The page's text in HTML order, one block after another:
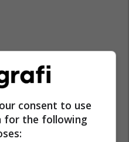
consent to use
for the following